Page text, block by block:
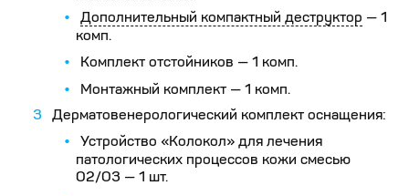
Дополнительный компактный деструктор — 1
комп.
Комплект отстойников — 1 комп.
Монтажный комплект — 1 комп.
Дерматовенерологический комплект оснащения:
Устройство «Колокол» для лечения
патологических процессов кожи смесью
О2/O3 — 1 шт.